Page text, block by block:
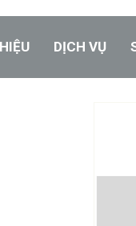
DỊCH VỤ